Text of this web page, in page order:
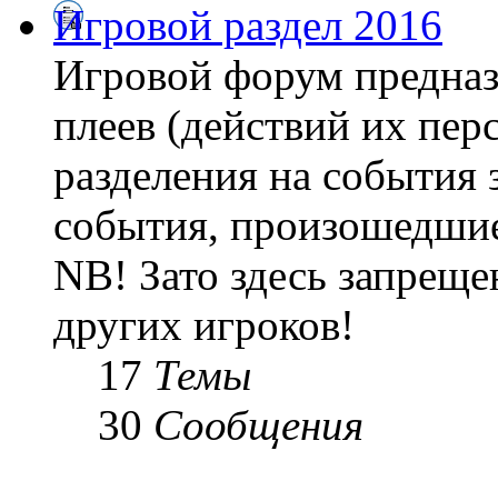
Игровой раздел 2016
Игровой форум
плеев (действий их
разделения на
события,
NB! Зато здесь
других игроков!
17 Темы
30 Сообщения